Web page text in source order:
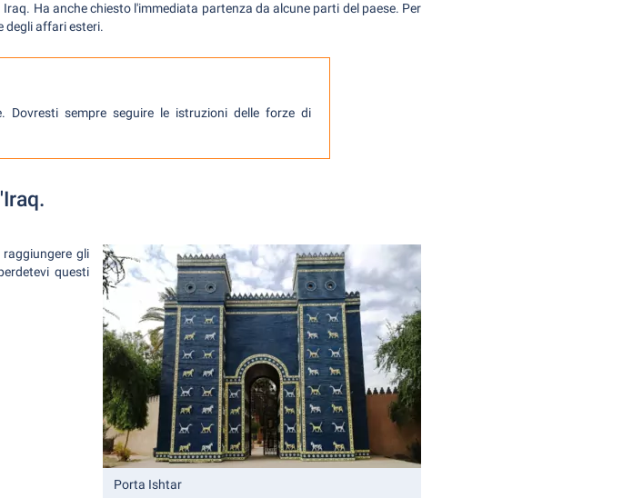
Ha anche chiesto l'immediata partenza da alcune parti del paese. Per
degli affari esteri.
sempre seguire le istruzioni delle forze di
Porta Ishtar
gli
questi